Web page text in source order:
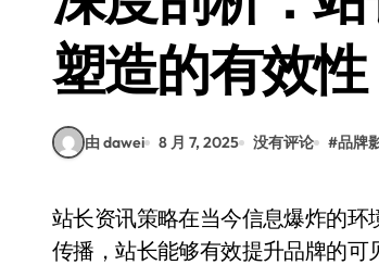
大数据洪流下服务器端实
数据洪流中破局：实时处理
塑造的有效性
由 dawei 8 月 7, 2025 没有评论 #品牌
站长资讯策略在当今信息爆炸的环境中，扮演着越来越重要的角色。通过精准的内容发布和信息
传播，站长能够有效提升品牌的可